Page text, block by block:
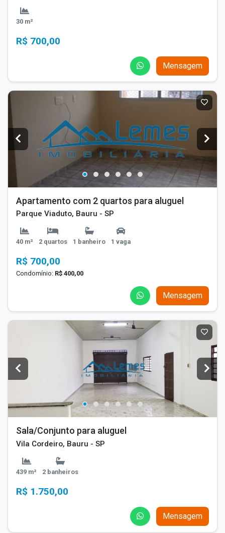
30 m²
R$ 700,00
Mensagem
Apartamento com 2 quartos para aluguel
Parque Viaduto, Bauru - SP
40 m² 2 quartos 1 banheiro 1 vaga
R$ 700,00
Condomínio: R$ 400,00
Mensagem
Sala/Conjunto para aluguel
Vila Cordeiro, Bauru - SP
439 m² 2 banheiros
R$ 1.750,00
Mensagem